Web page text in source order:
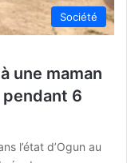
Société
une maman
pendant 6
l’état d’Ogun au